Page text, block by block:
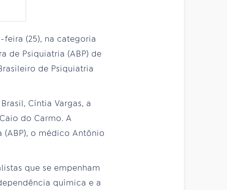
(25), na categoria
de Psiquiatria (ABP) de
de Psiquiatria
Cíntia Vargas, a
do Carmo. A
o médico Antônio
que se empenham
química e a